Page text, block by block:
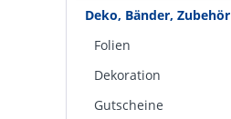
Deko, Bänder, Zubehör
Folien
Dekoration
Gutscheine